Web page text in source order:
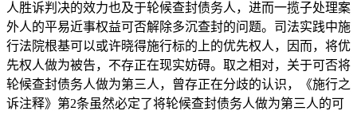
人胜诉判决的效力也及于轮候查封债务人，进而一揽子处理案
外人的平易近事权益可否解除多沉查封的问题。司法实践中施
行法院根基可以或许晓得施行标的上的优先权人，因而，将优
先权人做为被告，不存正在现实妨碍。取之相对，关于可否将
轮候查封债务人做为第三人，曾存正在分歧的认识，《施行之
诉注释》第2条虽然必定了将轮候查封债务人做为第三人的可